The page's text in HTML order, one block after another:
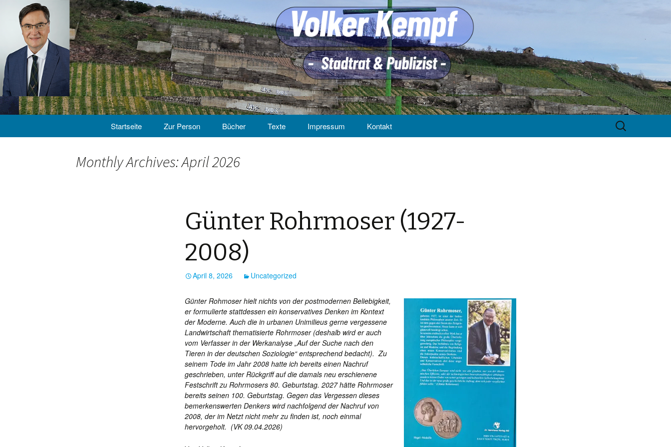
content
Startseite Zur Person Bücher Texte Impressum Kontakt
Suche
nach:
Monthly Archives: April 2026
Günter Rohrmoser (1927-
2008)
April 8, 2026 Uncategorized
Günter Rohmoser hielt nichts von der postmodernen Beliebigkeit,
er formulierte stattdessen ein konservatives Denken im Kontext
der Moderne. Auch die in urbanen Unimilieus gerne vergessene
Landwirtschaft thematisierte Rohrmoser (deshalb wird er auch
vom Verfasser in der Werkanalyse „Auf der Suche nach den
Tieren in der deutschen Soziologie“ entsprechend bedacht). Zu
seinem Tode im Jahr 2008 hatte ich bereits einen Nachruf
geschrieben, unter Rückgriff auf die damals neu erschienene
Festschrift zu Rohrmosers 80. Geburtstag. 2027 hätte Rohrmoser
bereits seinen 100. Geburtstag. Gegen das Vergessen dieses
bemerkenswerten Denkers wird nachfolgend der Nachruf von
2008, der im Netzt nicht mehr zu finden ist, noch einmal
hervorgeholt. (VK 09.04.2026)